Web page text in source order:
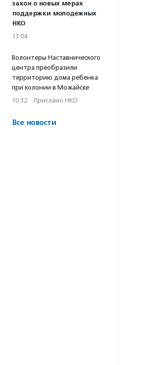
закон о новых мерах
поддержки молодежных
НКО
13:04
Волонтеры Наставнического
центра преобразили
территорию дома ребенка
при колонии в Можайске
10:32 · Прислано НКО
Все новости